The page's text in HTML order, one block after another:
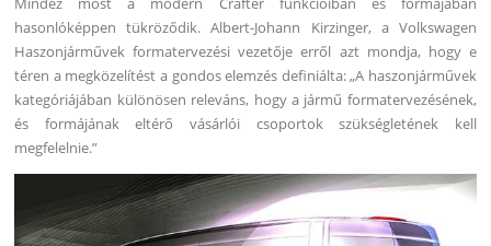
hasonlóképpen tükröződik. Albert-Johann Kirzinger, a Volkswagen
Haszonjárművek formatervezési vezetője erről azt mondja, hogy e
téren a megközelítést a gondos elemzés definiálta: „A haszonjárművek
kategóriájában különösen releváns, hogy a jármű formatervezésének,
és formájának eltérő vásárlói csoportok szükségletének kell
megfelelnie.”